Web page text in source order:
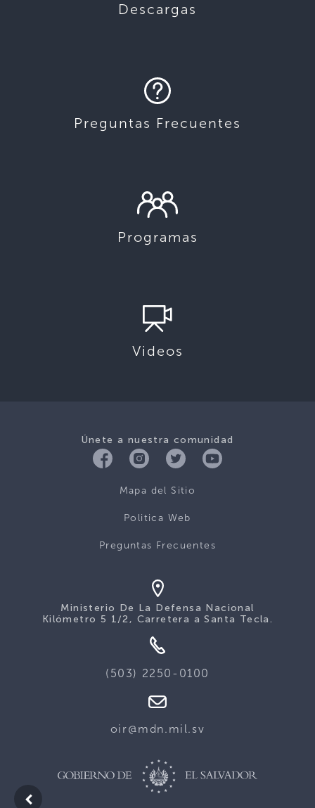
Descargas
Preguntas Frecuentes
Programas
Videos
Únete a nuestra comunidad
Mapa del Sitio
Politica Web
Preguntas Frecuentes
Ministerio De La Defensa Nacional
Kilómetro 5 1/2, Carretera a Santa Tecla.
(503) 2250-0100
oir@mdn.mil.sv